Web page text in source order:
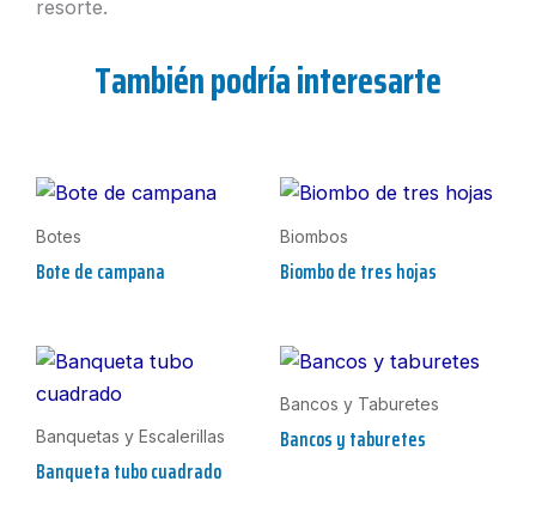
resorte.
También podría interesarte
Botes
Bote de campana
Biombos
Biombo de tres hojas
Banquetas y Escalerillas
Banqueta tubo cuadrado
Bancos y Taburetes
Bancos y taburetes